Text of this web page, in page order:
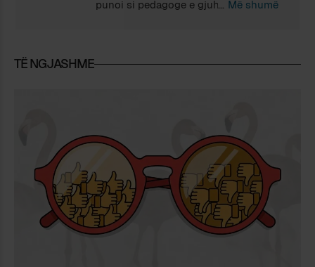
punoi si pedagoge e gjuhësisë në
dhe një PhD (Communications) në
Mesdhe dhe Europë. Pas doktoratës,
ka kryer dy herë kërkime post-
doktorale 1-vjecare: në Kosovë
mbështetur prej IREX, dhe në Tiranë
mbështetur prej Fulbright. Puna e saj
shkencore është ndërdisiplinore dhe
ndërthur gjuhësinë me etnicitetin,
Më shumë
TË NGJASHME